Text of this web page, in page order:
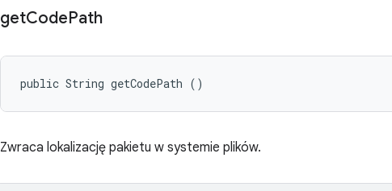
getCodePath
public String getCodePath ()
Zwraca lokalizację pakietu w systemie plików.